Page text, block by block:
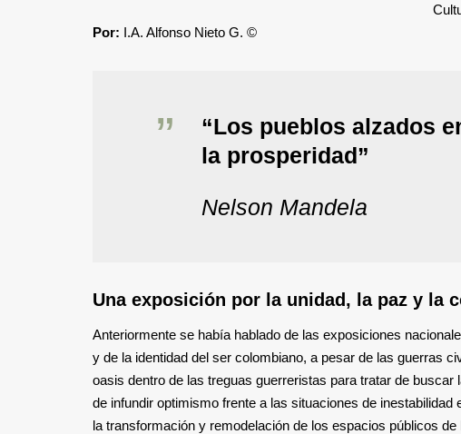
Por: I.A. Alfonso Nieto G. ©
“Los pueblos alzados
la prosperidad”
Nelson Mandela
Una exposición por la unidad, la paz y la
Anteriormente se había hablado de las exposiciones
y de la identidad del ser colombiano, a pesar de las guerras
oasis dentro de las treguas guerreristas para tratar de
de infundir optimismo frente a las situaciones de
la transformación y remodelación de los espacios públicos